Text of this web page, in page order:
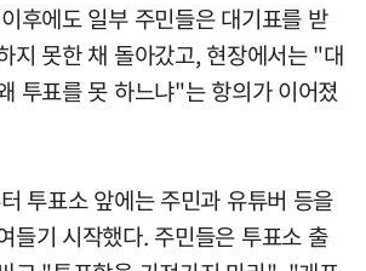
후에도 일부 주민들은 대기표를 받
지 못한 채 돌아갔고, 현장에서는 "대
투표를 못 하느냐"는 항의가 이어졌
투표소 앞에는 주민과 유튜버 등을
들기 시작했다. 주민들은 투표소 출